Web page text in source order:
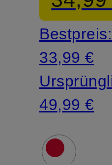
Bestpreis:
33,99 €
49,99 €